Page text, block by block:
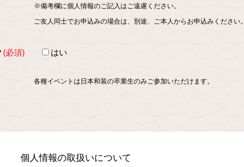
※備考欄に個人情報のご記入はご遠慮ください。
ご友人同士でお申込みの場合は、別途、ご本人からお申込みください。
はい
各種イベントは日本和装の卒業生のみご参加いただけます。
個人情報の取扱いについて